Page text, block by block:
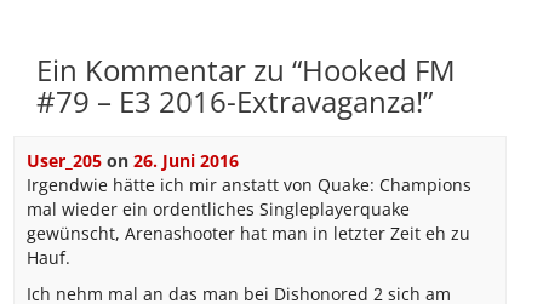
Ein Kommentar zu “Hooked FM
#79 – E3 2016-Extravaganza!”
User_205on 26. Juni 2016
Irgendwie hätte ich mir anstatt von Quake: Champions
mal wieder ein ordentliches Singleplayerquake
gewünscht, Arenashooter hat man in letzter Zeit eh zu
Hauf.
Ich nehm mal an das man bei Dishonored 2 sich am